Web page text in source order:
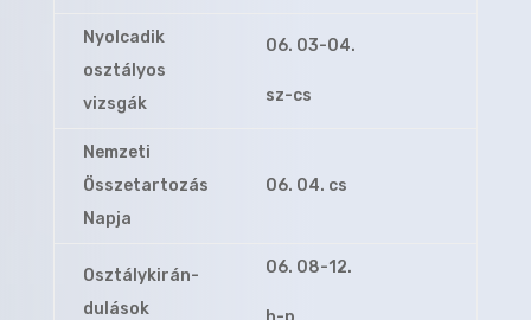
Nyolcadik
osztályos
vizsgák
06. 03-04.
sz-cs
Nemzeti
Összetartozás
Napja
06. 04. cs
Osztálykirán-
dulások
06. 08-12.